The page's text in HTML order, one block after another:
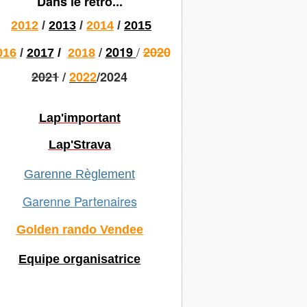
2012 / 2013 / 2014 / 2015
/ 2017/ 2018 / 2019 /2020
2021/2022/2024
Lap'important
Lap'Strava
Garenne Règlement
Garenne Partenaires
Golden rando Vendee
Equipe organisatrice